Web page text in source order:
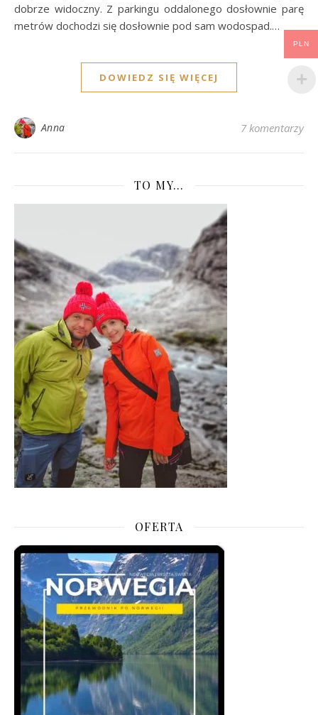
dobrze widoczny. Z parkingu oddalonego dosłownie parę
metrów dochodzi się dosłownie pod sam wodospad.…
DOWIEDZ SIĘ WIĘCEJ
Anna 7 komentarzy
TO MY…
OFERTA
PLN